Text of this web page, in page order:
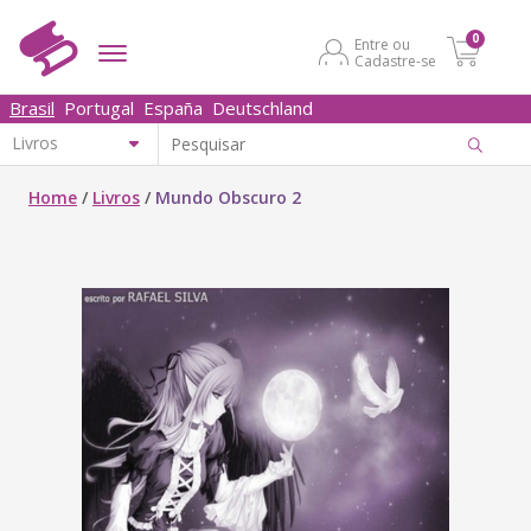
Entre ou
Cadastre-se
0
Brasil Portugal España Deutschland
Home / Livros / Mundo Obscuro 2